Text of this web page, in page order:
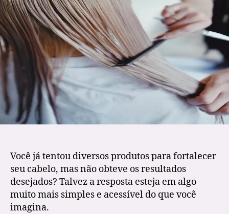
Você já tentou diversos produtos para fortalecer
seu cabelo, mas não obteve os resultados
desejados? Talvez a resposta esteja em algo
muito mais simples e acessível do que você
imagina.